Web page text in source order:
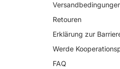
Retouren
Erklärung zur
Werde
FAQ